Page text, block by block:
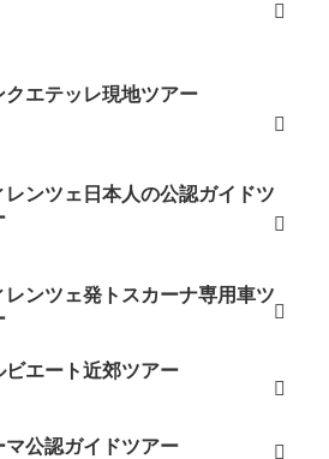
クエテッレ現地ツアー
レンツェ日本人の公認ガイドツ
レンツェ発トスカーナ専用車ツ
ビエート近郊ツアー
マ公認ガイドツアー